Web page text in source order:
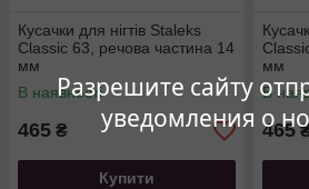
Разрешите сайту
уведомления о
Кусачки для нігтів Staleks
Classic 63, речова частина 14
мм
В наявності
465 ₴
Купити
мм
В
465